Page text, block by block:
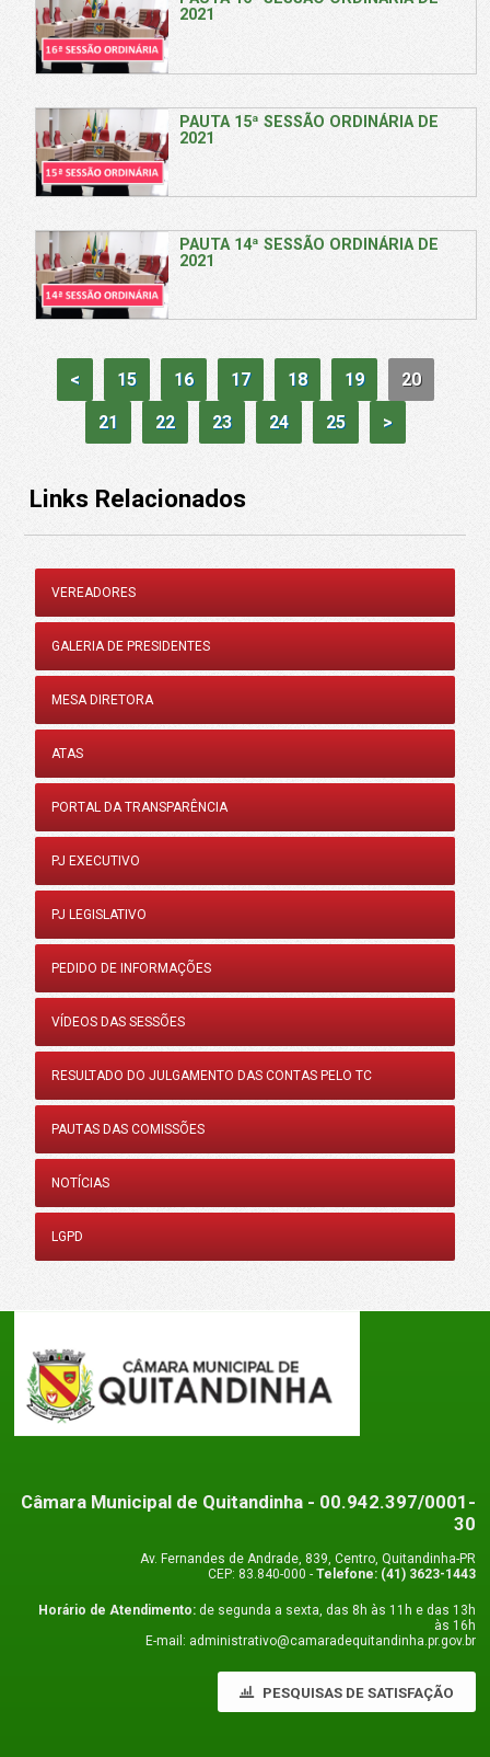
2021
PAUTA 15ª SESSÃO ORDINÁRIA DE
2021
PAUTA 14ª SESSÃO ORDINÁRIA DE
2021
< 15 16 17 18 19 20
21 22 23 24 25 >
Links Relacionados
VEREADORES
GALERIA DE PRESIDENTES
MESA DIRETORA
ATAS
PORTAL DA TRANSPARÊNCIA
PJ EXECUTIVO
PJ LEGISLATIVO
PEDIDO DE INFORMAÇÕES
VÍDEOS DAS SESSÕES
RESULTADO DO JULGAMENTO DAS CONTAS PELO TC
PAUTAS DAS COMISSÕES
NOTÍCIAS
LGPD
Câmara Municipal de Quitandinha- 00.942.397/0001-
30
Av. Fernandes de Andrade, 839, Centro, Quitandinha-PR
CEP: 83.840-000 - Telefone: (41) 3623-1443
Horário de Atendimento:de segunda a sexta, das 8h às 11h e das 13h
às 16h
E-mail: administrativo@camaradequitandinha.pr.gov.br
PESQUISAS DE SATISFAÇÃO